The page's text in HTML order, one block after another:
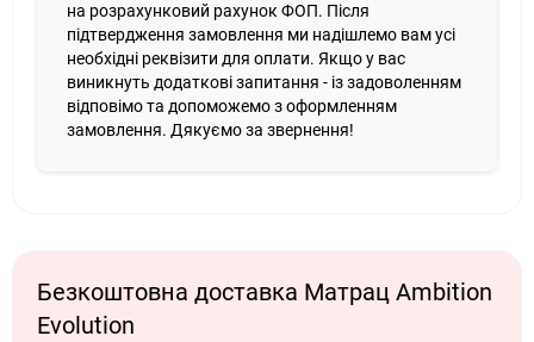
на розрахунковий рахунок ФОП. Після
підтвердження замовлення ми надішлемо вам усі
необхідні реквізити для оплати. Якщо у вас
виникнуть додаткові запитання - із задоволенням
відповімо та допоможемо з оформленням
замовлення. Дякуємо за звернення!
Безкоштовна доставка Матрац Ambition
Evolution